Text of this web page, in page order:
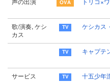
声の出演 トリコ×
歌/演奏, ケシ
カス
ケシカス
キャプテ
サービス 十五少年